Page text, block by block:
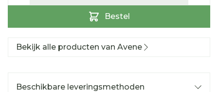
Bestel
Bekijk alle producten van Avene
Beschikbare leveringsmethoden